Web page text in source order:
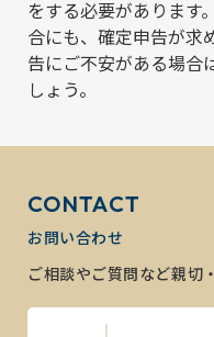
をする必要があります
合にも、確定申告が求
告にご不安がある場合
しょう。
CONTACT
お問い合わせ
ご相談やご質問など親切